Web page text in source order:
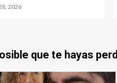
2026
que te hayas